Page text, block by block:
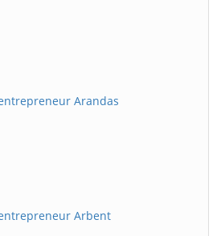
Arandas
Arbent